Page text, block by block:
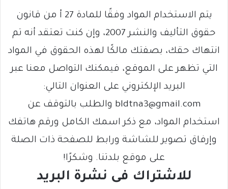
يتم الاستخدام المواد وفقًا للمادة 27 أ من قانون
حقوق التأليف والنشر 2007، وإن كنت تعتقد أنه تم
انتهاك حقك، بصفتك مالكًا لهذه الحقوق في المواد
التي تظهر على الموقع، فيمكنك التواصل معنا عبر
البريد الإلكتروني على العنوان التالي:
bldtna3@gmail.com والطلب بالتوقف عن
استخدام المواد، مع ذكر اسمك الكامل ورقم هاتفك
وإرفاق تصوير للشاشة ورابط للصفحة ذات الصلة
على موقع بلدتنا. وشكرًا!
للاشتراك فى نشرة البريد